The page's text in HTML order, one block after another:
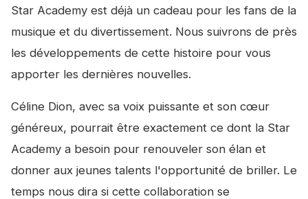
Star Academy est déjà un cadeau pour les fans de la
musique et du divertissement. Nous suivrons de près
les développements de cette histoire pour vous
apporter les dernières nouvelles.
Céline Dion, avec sa voix puissante et son cœur
généreux, pourrait être exactement ce dont la Star
Academy a besoin pour renouveler son élan et
donner aux jeunes talents l'opportunité de briller. Le
temps nous dira si cette collaboration se